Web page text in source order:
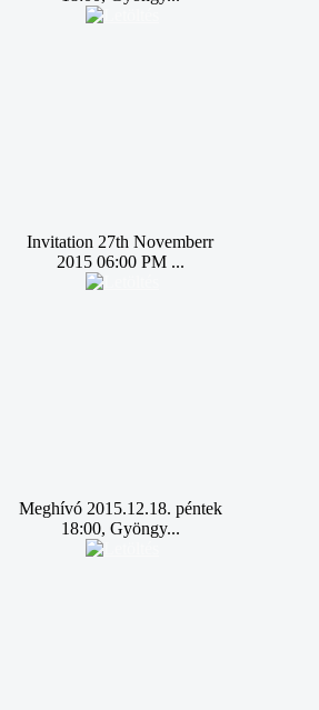
Invitation 27th Novemberr
2015 06:00 PM ...
Meghívó 2015.12.18. péntek
18:00, Gyöngy...